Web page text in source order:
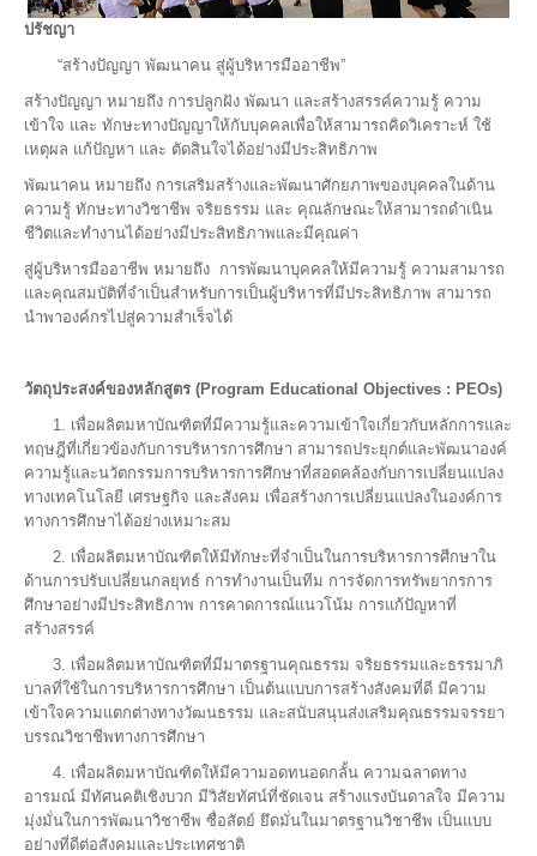
ปรัชญา
“สร้างปัญญา พัฒนาคน สู่ผู้บริหารมืออาชีพ”
สร้างปัญญา หมายถึง การปลูกฝัง พัฒนา และสร้างสรรค์ความรู้ ความ
เข้าใจ และ ทักษะทางปัญญาให้กับบุคคลเพื่อให้สามารถคิดวิเคราะห์ ใช้
เหตุผล แก้ปัญหา และ ตัดสินใจได้อย่างมีประสิทธิภาพ
พัฒนาคน หมายถึง การเสริมสร้างและพัฒนาศักยภาพของบุคคลในด้าน
ความรู้ ทักษะทางวิชาชีพ จริยธรรม และ คุณลักษณะให้สามารถดำเนิน
ชีวิตและทำงานได้อย่างมีประสิทธิภาพและมีคุณค่า
สู่ผู้บริหารมืออาชีพ หมายถึง การพัฒนาบุคคลให้มีความรู้ ความสามารถ
และคุณสมบัติที่จำเป็นสำหรับการเป็นผู้บริหารที่มีประสิทธิภาพ สามารถ
นำพาองค์กรไปสู่ความสำเร็จได้
วัตถุประสงค์ของหลักสูตร (Program Educational Objectives : PEOs)
1. เพื่อผลิตมหาบัณฑิตที่มีความรู้และความเข้าใจเกี่ยวกับหลักการและ
ทฤษฎีที่เกี่ยวข้องกับการบริหารการศึกษา สามารถประยุกต์และพัฒนาองค์
ความรู้และนวัตกรรมการบริหารการศึกษาที่สอดคล้องกับการเปลี่ยนแปลง
ทางเทคโนโลยี เศรษฐกิจ และสังคม เพื่อสร้างการเปลี่ยนแปลงในองค์การ
ทางการศึกษาได้อย่างเหมาะสม
2. เพื่อผลิตมหาบัณฑิตให้มีทักษะที่จำเป็นในการบริหารการศีกษาใน
ด้านการปรับเปลี่ยนกลยุทธ์ การทำงานเป็นทีม การจัดการทรัพยากรการ
ศึกษาอย่างมีประสิทธิภาพ การคาดการณ์แนวโน้ม การแก้ปัญหาที่
สร้างสรรค์
3. เพื่อผลิตมหาบัณฑิตที่มีมาตรฐานคุณธรรม จริยธรรมและธรรมาภิ
บาลที่ใช้ในการบริหารการศึกษา เป็นต้นแบบการสร้างสังคมที่ดี มีความ
เข้าใจความแตกต่างทางวัฒนธรรม และสนับสนุนส่งเสริมคุณธรรมจรรยา
บรรณวิชาชีพทางการศึกษา
4. เพื่อผลิตมหาบัณฑิตให้มีความอดทนอดกลั้น ความฉลาดทาง
อารมณ์ มีทัศนคติเชิงบวก มีวิสัยทัศน์ที่ชัดเจน สร้างแรงบันดาลใจ มีความ
มุ่งมั่นในการพัฒนาวิชาชีพ ซื่อสัตย์ ยึดมั่นในมาตรฐานวิชาชีพ เป็นแบบ
อย่างที่ดีต่อสังคมและประเทศชาติ